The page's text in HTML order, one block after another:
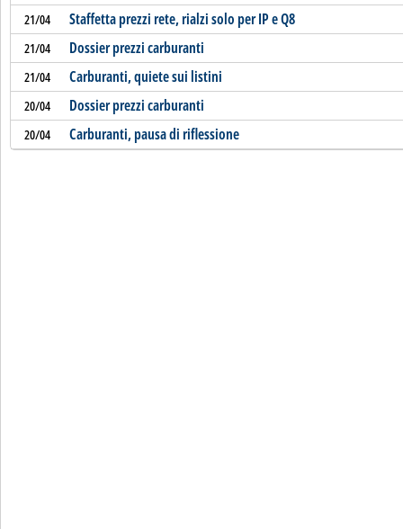
21/04 Staffetta prezzi rete, rialzi solo per IP e Q8
21/04 Dossier prezzi carburanti
21/04 Carburanti, quiete sui listini
20/04 Dossier prezzi carburanti
20/04 Carburanti, pausa di riflessione